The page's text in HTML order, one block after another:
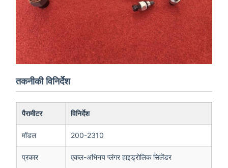
तकनीकी विनिर्देश
पैरामीटर विनिर्देश
मॉडल 200-2310
प्रकार एकल-अभिनय प्लंगर हाइड्रोलिक सिलेंडर